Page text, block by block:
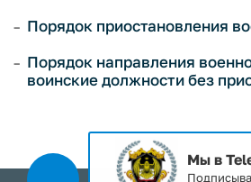
Порядок приостановления
Порядок направления
воинские должности без
Мы в